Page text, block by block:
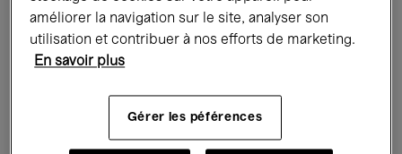
Rencontres & Débats Jazz
Musique électronique
améliorer la navigation sur le site, analyser son
utilisation et contribuer à nos efforts de marketing.
En savoir plus
Gérer les péférences